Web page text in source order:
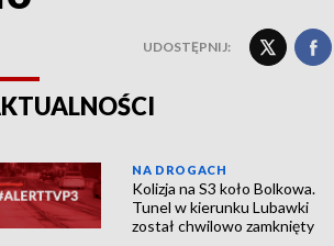
UDOSTĘPNIJ:
NA DROGACH
Kolizja na S3 koło Bolkowa.
Tunel w kierunku Lubawki
został chwilowo zamknięty